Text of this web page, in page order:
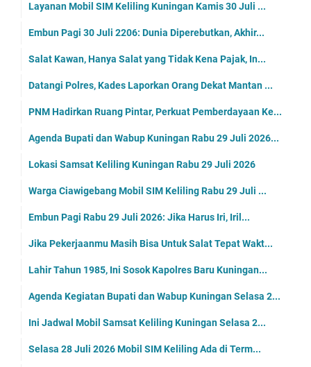
Layanan Mobil SIM Keliling Kuningan Kamis 30 Juli ...
Embun Pagi 30 Juli 2206: Dunia Diperebutkan, Akhir...
Salat Kawan, Hanya Salat yang Tidak Kena Pajak, In...
Datangi Polres, Kades Laporkan Orang Dekat Mantan ...
PNM Hadirkan Ruang Pintar, Perkuat Pemberdayaan Ke...
Agenda Bupati dan Wabup Kuningan Rabu 29 Juli 2026...
Lokasi Samsat Keliling Kuningan Rabu 29 Juli 2026
Warga Ciawigebang Mobil SIM Keliling Rabu 29 Juli ...
Embun Pagi Rabu 29 Juli 2026: Jika Harus Iri, Iril...
Jika Pekerjaanmu Masih Bisa Untuk Salat Tepat Wakt...
Lahir Tahun 1985, Ini Sosok Kapolres Baru Kuningan...
Agenda Kegiatan Bupati dan Wabup Kuningan Selasa 2...
Ini Jadwal Mobil Samsat Keliling Kuningan Selasa 2...
Selasa 28 Juli 2026 Mobil SIM Keliling Ada di Term...